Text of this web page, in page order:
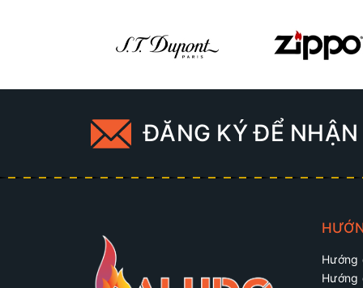
ĐĂNG KÝ ĐỂ NHẬN
Hướng
Hướng